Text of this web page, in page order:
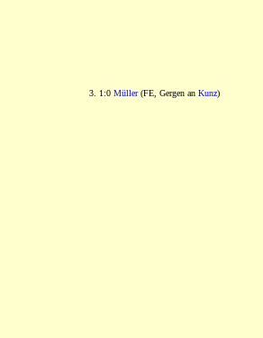
3. 1:0 Müller(FE, Gergen an Kunz)